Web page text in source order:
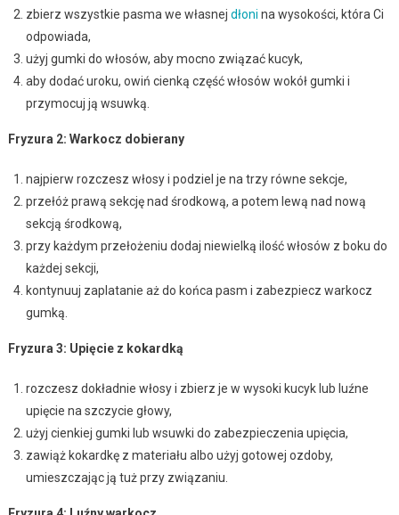
zbierz wszystkie pasma we własnej dłoni na wysokości, która Ci
odpowiada,
użyj gumki do włosów, aby mocno związać kucyk,
aby dodać uroku, owiń cienką część włosów wokół gumki i
przymocuj ją wsuwką.
Fryzura 2: Warkocz dobierany
najpierw rozczesz włosy i podziel je na trzy równe sekcje,
przełóż prawą sekcję nad środkową, a potem lewą nad nową
sekcją środkową,
przy każdym przełożeniu dodaj niewielką ilość włosów z boku do
każdej sekcji,
kontynuuj zaplatanie aż do końca pasm i zabezpiecz warkocz
gumką.
Fryzura 3: Upięcie z kokardką
rozczesz dokładnie włosy i zbierz je w wysoki kucyk lub luźne
upięcie na szczycie głowy,
użyj cienkiej gumki lub wsuwki do zabezpieczenia upięcia,
zawiąż kokardkę z materiału albo użyj gotowej ozdoby,
umieszczając ją tuż przy związaniu.